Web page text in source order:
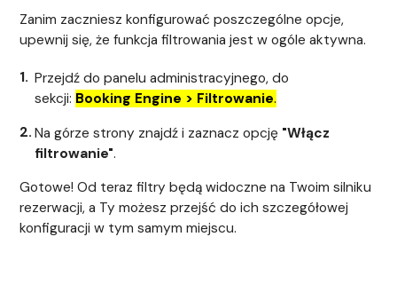
Zanim zaczniesz konfigurować poszczególne opcje,
upewnij się, że funkcja filtrowania jest w ogóle aktywna.
Przejdź do panelu administracyjnego, do
sekcji: Booking Engine > Filtrowanie.
Na górze strony znajdź i zaznacz opcję "Włącz
filtrowanie".
Gotowe! Od teraz filtry będą widoczne na Twoim silniku
rezerwacji, a Ty możesz przejść do ich szczegółowej
konfiguracji w tym samym miejscu.